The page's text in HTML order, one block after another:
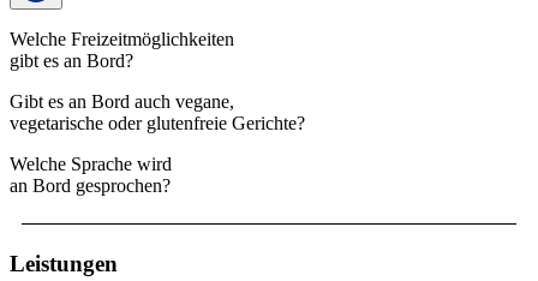
Welche Freizeitmöglichkeiten
gibt es an Bord?
Gibt es an Bord auch vegane,
vegetarische oder glutenfreie Gerichte?
Welche Sprache wird
an Bord gesprochen?
Leistungen